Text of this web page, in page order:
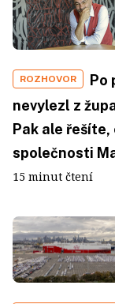
ROZHOVOR
Po
nevylezl z
Pak ale řešíte,
společnosti
15 minut čtení